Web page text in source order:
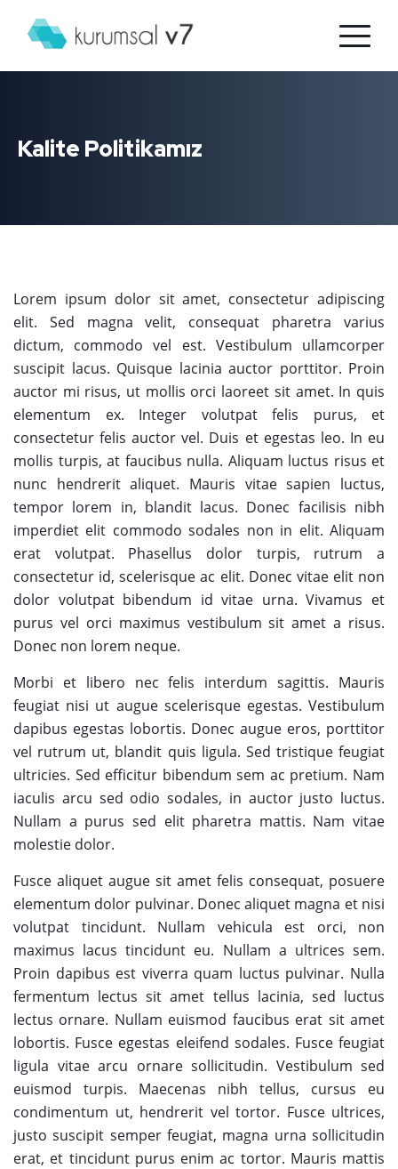
Kalite Politikamız
Lorem ipsum dolor sit amet, consectetur adipiscing
elit. Sed magna velit, consequat pharetra varius
dictum, commodo vel est. Vestibulum ullamcorper
suscipit lacus. Quisque lacinia auctor porttitor. Proin
auctor mi risus, ut mollis orci laoreet sit amet. In quis
elementum ex. Integer volutpat felis purus, et
consectetur felis auctor vel. Duis et egestas leo. In eu
mollis turpis, at faucibus nulla. Aliquam luctus risus et
nunc hendrerit aliquet. Mauris vitae sapien luctus,
tempor lorem in, blandit lacus. Donec facilisis nibh
imperdiet elit commodo sodales non in elit. Aliquam
erat volutpat. Phasellus dolor turpis, rutrum a
consectetur id, scelerisque ac elit. Donec vitae elit non
dolor volutpat bibendum id vitae urna. Vivamus et
purus vel orci maximus vestibulum sit amet a risus.
Donec non lorem neque.
Morbi et libero nec felis interdum sagittis. Mauris
feugiat nisi ut augue scelerisque egestas. Vestibulum
dapibus egestas lobortis. Donec augue eros, porttitor
vel rutrum ut, blandit quis ligula. Sed tristique feugiat
ultricies. Sed efficitur bibendum sem ac pretium. Nam
iaculis arcu sed odio sodales, in auctor justo luctus.
Nullam a purus sed elit pharetra mattis. Nam vitae
molestie dolor.
Fusce aliquet augue sit amet felis consequat, posuere
elementum dolor pulvinar. Donec aliquet magna et nisi
volutpat tincidunt. Nullam vehicula est orci, non
maximus lacus tincidunt eu. Nullam a ultrices sem.
Proin dapibus est viverra quam luctus pulvinar. Nulla
fermentum lectus sit amet tellus lacinia, sed luctus
lectus ornare. Nullam euismod faucibus erat sit amet
lobortis. Fusce egestas eleifend sodales. Fusce feugiat
ligula vitae arcu ornare sollicitudin. Vestibulum sed
euismod turpis. Maecenas nibh tellus, cursus eu
condimentum ut, hendrerit vel tortor. Fusce ultrices,
justo suscipit semper feugiat, magna urna sollicitudin
erat, et tincidunt purus enim ac tortor. Mauris mattis